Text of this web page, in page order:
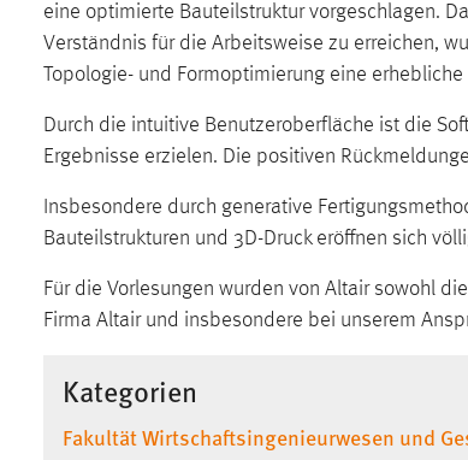
eine optimierte Bauteilstruktur vorgeschlagen.
Verständnis für die Arbeitsweise zu erreichen,
Topologie- und Formoptimierung eine
Durch die intuitive Benutzeroberfläche ist die
Ergebnisse erzielen. Die positiven
Insbesondere durch generative
Bauteilstrukturen und 3D-Druck eröffnen sich
Für die Vorlesungen wurden von Altair sowohl
Firma Altair und insbesondere bei unserem
Kategorien
Fakultät Wirtschaftsingenieurwesen und
Name: staticfilecache
Zweck:
Für performante Seitenauslieferung
eingeloggt ist.
Name: site-language-preference
Zweck:
Das Cookie speichert die gewählte
Sprache der Website.
Chat